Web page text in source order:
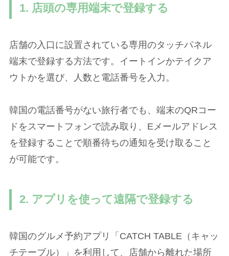
1. 店頭の専用端末で登録する
店舗の入口に設置されている専用のタッチパネル
端末で登録する方法です。イートインかテイクア
ウトかを選び、人数と電話番号を入力。
韓国の電話番号がない旅行者でも、端末のQRコー
ドをスマートフォンで読み取り、Eメールアドレス
を登録することで順番待ちの通知を受け取ること
が可能です。
2. アプリを使って遠隔で登録する
韓国のグルメ予約アプリ「CATCH TABLE（キャッ
チテーブル）」を利用して、店舗から離れた場所